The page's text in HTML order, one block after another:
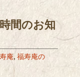
間のお知
庵, 福寿庵の